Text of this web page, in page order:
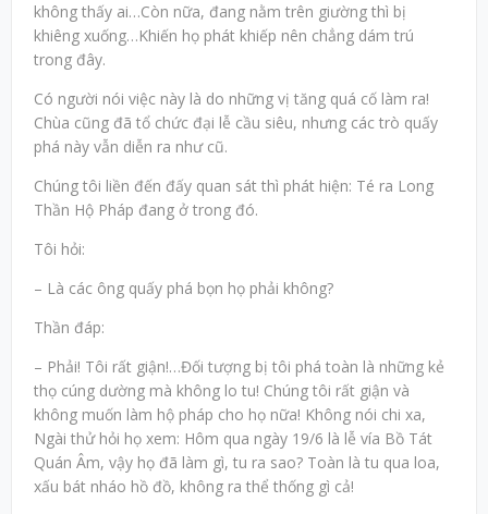
không thấy ai…Còn nữa, đang nằm trên giường thì bị
khiêng xuống…Khiến họ phát khiếp nên chẳng dám trú
trong đây.
Có người nói việc này là do những vị tăng quá cố làm ra!
Chùa cũng đã tổ chức đại lễ cầu siêu, nhưng các trò quấy
phá này vẫn diễn ra như cũ.
Chúng tôi liền đến đấy quan sát thì phát hiện: Té ra Long
Thần Hộ Pháp đang ở trong đó.
Tôi hỏi:
– Là các ông quấy phá bọn họ phải không?
Thần đáp:
– Phải! Tôi rất giận!…Đối tượng bị tôi phá toàn là những kẻ
thọ cúng dường mà không lo tu! Chúng tôi rất giận và
không muốn làm hộ pháp cho họ nữa! Không nói chi xa,
Ngài thử hỏi họ xem: Hôm qua ngày 19/6 là lễ vía Bồ Tát
Quán Âm, vậy họ đã làm gì, tu ra sao? Toàn là tu qua loa,
xấu bát nháo hồ đồ, không ra thể thống gì cả!